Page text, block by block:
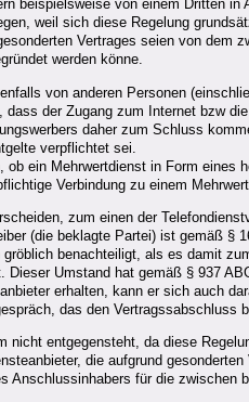
beispielsweise von einem Dritten in
weil sich diese Regelung
Vertrages seien von
werden könne.
von anderen Personen
der Zugang zum Internet bzw
daher zum Schluss
verpflichtet sei.
ein Mehrwertdienst in Form eines
Verbindung zu einem
zum einen der
(die beklagte Partei) ist gemäß
benachteiligt, als es damit
Dieser Umstand hat gemäß § 937
erhalten, kann er sich auch
das den Vertragssabschluss
entgegensteht, da diese
die aufgrund
für die zwischen